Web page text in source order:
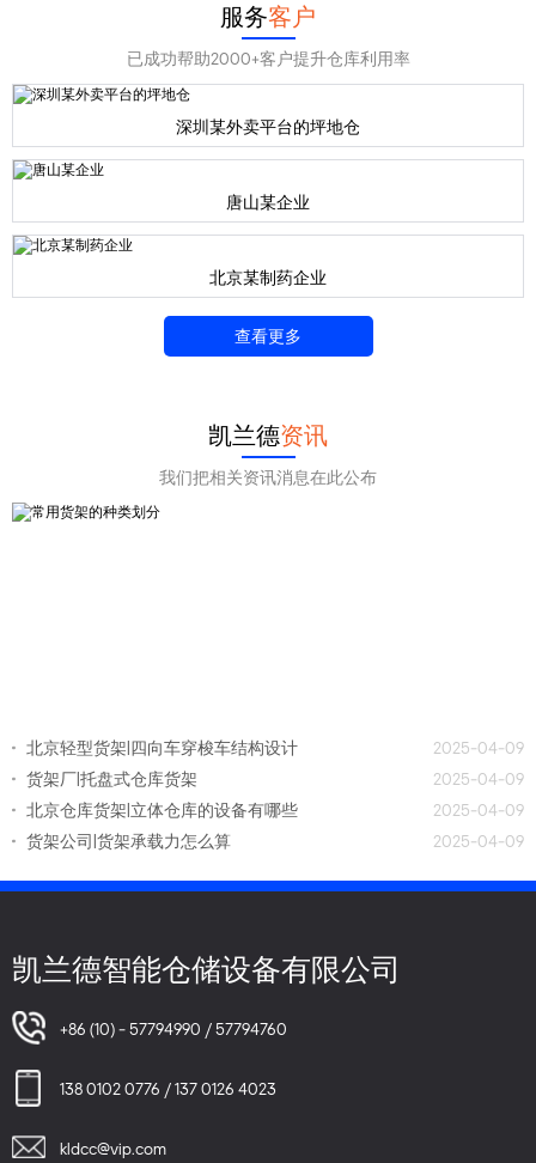
服务客户
已成功帮助2000+客户提升仓库利用率
深圳某外卖平台的坪地仓
唐山某企业
北京某制药企业
查看更多
凯兰德资讯
我们把相关资讯消息在此公布
北京轻型货架|四向车穿梭车结构设计
2025-04-09
货架厂|托盘式仓库货架
2025-04-09
北京仓库货架|立体仓库的设备有哪些
2025-04-09
货架公司|货架承载力怎么算
2025-04-09
凯兰德智能仓储设备有限公司
+86 (10) - 57794990 / 57794760
138 0102 0776 / 137 0126 4023
kldcc@vip.com